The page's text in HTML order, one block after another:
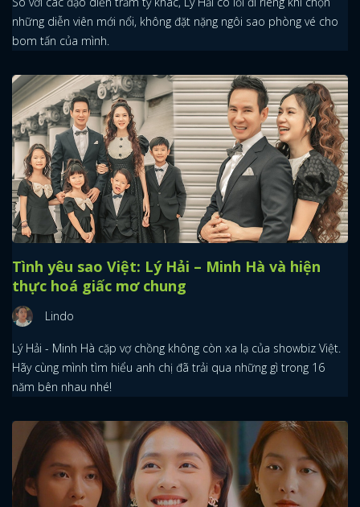
những diễn viên mới nổi, không đặt nặng ngôi sao phòng vé cho
bom tấn của mình.
Tình yêu sao Việt: Lý Hải – Minh Hà và hiện
thực hoá giấc mơ chung
Lindo
Lý Hải - Minh Hà cặp vợ chồng không còn xa lạ của showbiz Việt.
Hãy cùng mình tìm hiểu anh chị đã trải qua những gì trong 16
năm bên nhau nhé!